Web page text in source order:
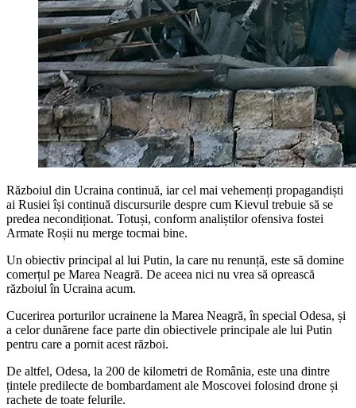
Războiul din Ucraina continuă, iar cel mai vehemenți propagandiști
ai Rusiei își continuă discursurile despre cum Kievul trebuie să se
predea necondiționat. Totuși, conform analiștilor ofensiva fostei
Armate Roșii nu merge tocmai bine.
Un obiectiv principal al lui Putin, la care nu renunță, este să domine
comerțul pe Marea Neagră. De aceea nici nu vrea să oprească
războiul în Ucraina acum.
Cucerirea porturilor ucrainene la Marea Neagră, în special Odesa, și
a celor dunărene face parte din obiectivele principale ale lui Putin
pentru care a pornit acest război.
De altfel, Odesa, la 200 de kilometri de România, este una dintre
țintele predilecte de bombardament ale Moscovei folosind drone și
rachete de toate felurile.